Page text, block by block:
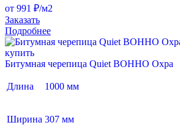
от 991 ₽/м2
Заказать
Подробнее
Битумная черепица Quiet BOHHO Охра
Длина 1000 мм
Ширина 307 мм